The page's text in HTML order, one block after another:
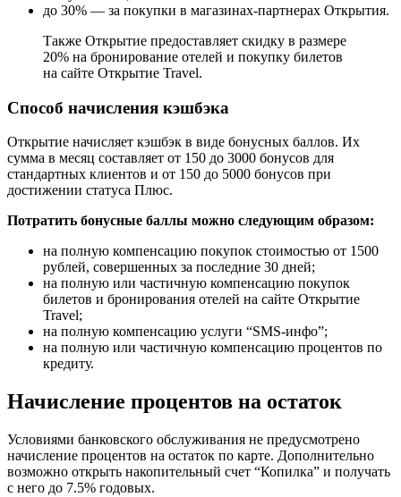
до 30% — за покупки в магазинах-партнерах Открытия.
Также Открытие предоставляет скидку в размере
20% на бронирование отелей и покупку билетов
на сайте Открытие Travel.
Способ начисления кэшбэка
Открытие начисляет кэшбэк в виде бонусных баллов. Их
сумма в месяц составляет от 150 до 3000 бонусов для
стандартных клиентов и от 150 до 5000 бонусов при
достижении статуса Плюс.
Потратить бонусные баллы можно следующим образом:
на полную компенсацию покупок стоимостью от 1500
рублей, совершенных за последние 30 дней;
на полную или частичную компенсацию покупок
билетов и бронирования отелей на сайте Открытие
Travel;
на полную компенсацию услуги “SMS-инфо”;
на полную или частичную компенсацию процентов по
кредиту.
Начисление процентов на остаток
Условиями банковского обслуживания не предусмотрено
начисление процентов на остаток по карте. Дополнительно
возможно открыть накопительный счет “Копилка” и получать
с него до 7.5% годовых.